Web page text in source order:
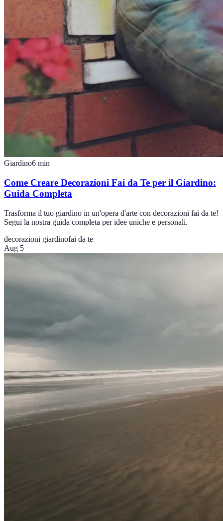
Giardino6 min
Come Creare Decorazioni Fai da Te per il Giardino:
Guida Completa
Trasforma il tuo giardino in un'opera d'arte con decorazioni fai da te!
Segui la nostra guida completa per idee uniche e personali.
decorazioni giardinofai da te
Aug 5